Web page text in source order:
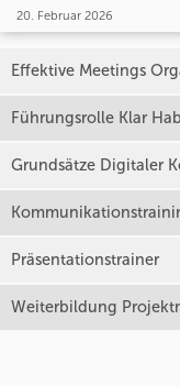
20. Februar 2026
Effektive Meetings
Führungsrolle Klar
Grundsätze Digitaler
Präsentationstrainer
Weiterbildung